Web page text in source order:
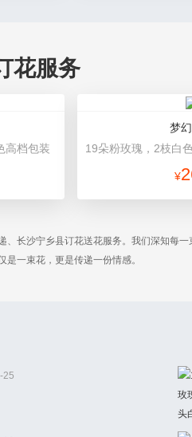
花服务
高档包装
梦
¥
、长沙宁乡县订花送花服务。我们深知每
一束花，更是传递一份情感。
25